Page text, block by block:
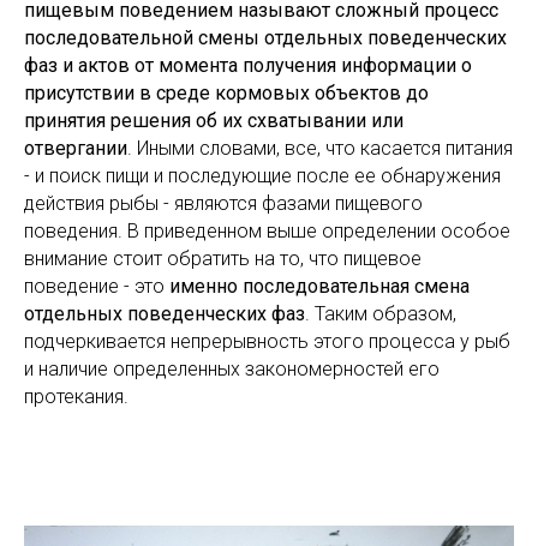
пищевым поведением называют сложный процесс
последовательной смены отдельных поведенческих
фаз и актов от момента получения информации о
присутствии в среде кормовых объектов до
принятия решения об их схватывании или
отвергании. Иными словами, все, что касается питания
- и поиск пищи и последующие после ее обнаружения
действия рыбы - являются фазами пищевого
поведения. В приведенном выше определении особое
внимание стоит обратить на то, что пищевое
поведение - это именно последовательная смена
отдельных поведенческих фаз. Таким образом,
подчеркивается непрерывность этого процесса у рыб
и наличие определенных закономерностей его
протекания.